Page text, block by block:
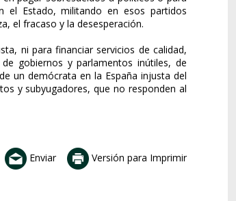
el Estado, militando en esos partidos
el fracaso y la desesperación.
ni para financiar servicios de calidad,
gobiernos y parlamentos inútiles, de
un demócrata en la España injusta del
y subyugadores, que no responden al
Enviar Versión para Imprimir